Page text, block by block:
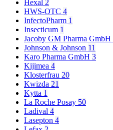
Hexal 2
HWS-OTC 4
InfectoPharm 1
Insecticum 1
Jacoby GM Pharma GmbH
Johnson & Johnson 11
Karo Pharma GmbH 3
Kijimea 4
Klosterfrau 20
Kwizda 21
Kytta 1
La Roche Posay 50
Ladival 4
Lasepton 4